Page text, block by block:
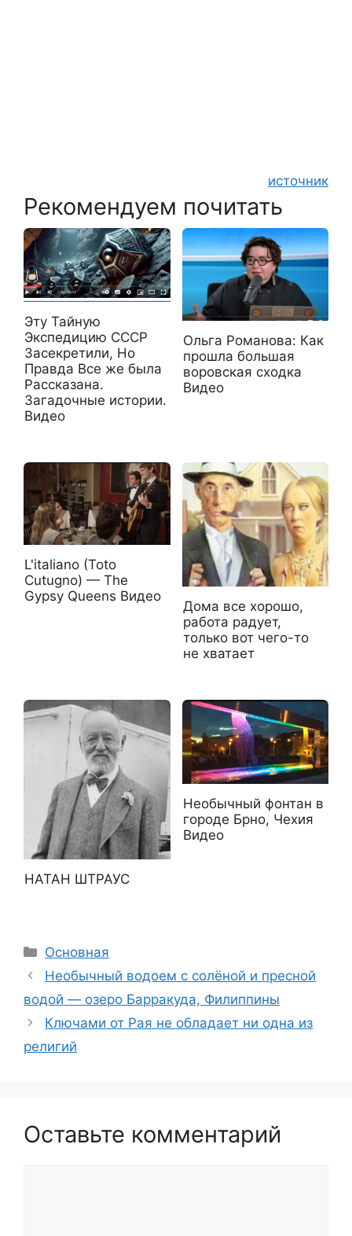
источник
Рекомендуем почитать
Эту Тайную
Экспедицию СССР
Засекретили, Но
Правда Все же была
Рассказана.
Загадочные истории.
Видео
Ольга Романова: Как
прошла большая
воровская сходка
Видео
L'italiano (Toto
Cutugno) — The
Gypsy Queens Видео
Дома все хорошо,
работа радует,
только вот чего-то
не хватает
НАТАН ШТРАУС
Необычный фонтан в
городе Брно, Чехия
Видео
Рубрики
Основная
Необычный водоем с солёной и пресной
водой — озеро Барракуда, Филиппины
Ключами от Рая не обладает ни одна из
религий
Оставьте комментарий